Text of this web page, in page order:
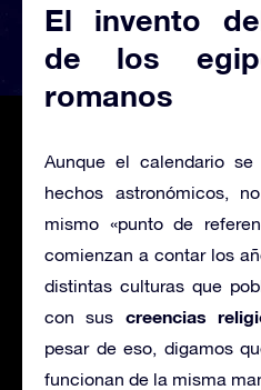
El invento
de los
romanos
Aunque el calendario se
hechos astronómicos,
mismo «punto de
comienzan a contar los
distintas culturas que
con sus creencias
pesar de eso, digamos
funcionan de la misma